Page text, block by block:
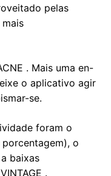
pelas
. Mais uma en-
o aplicativo agir
se.
foram o
porcentagem), o
baixas
.